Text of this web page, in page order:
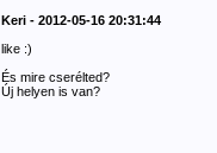
Keri - 2012-05-16 20:31:44
like :)
És mire cserélted?
Új helyen is van?